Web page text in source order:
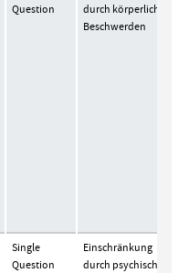
Question
durch körperliche
Beschwerden
Single
Question
Einschränkung
durch psychische